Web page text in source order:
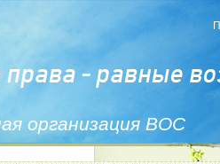
организация ВОС